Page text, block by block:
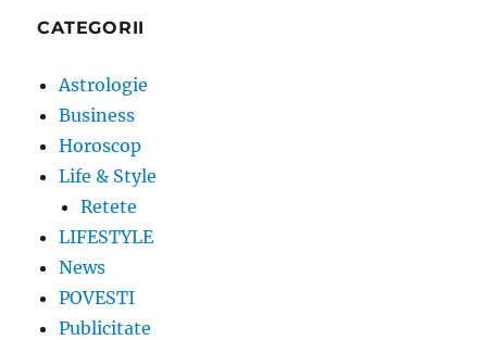
CATEGORII
Astrologie
Business
Horoscop
Life & Style
Retete
LIFESTYLE
News
POVESTI
Publicitate